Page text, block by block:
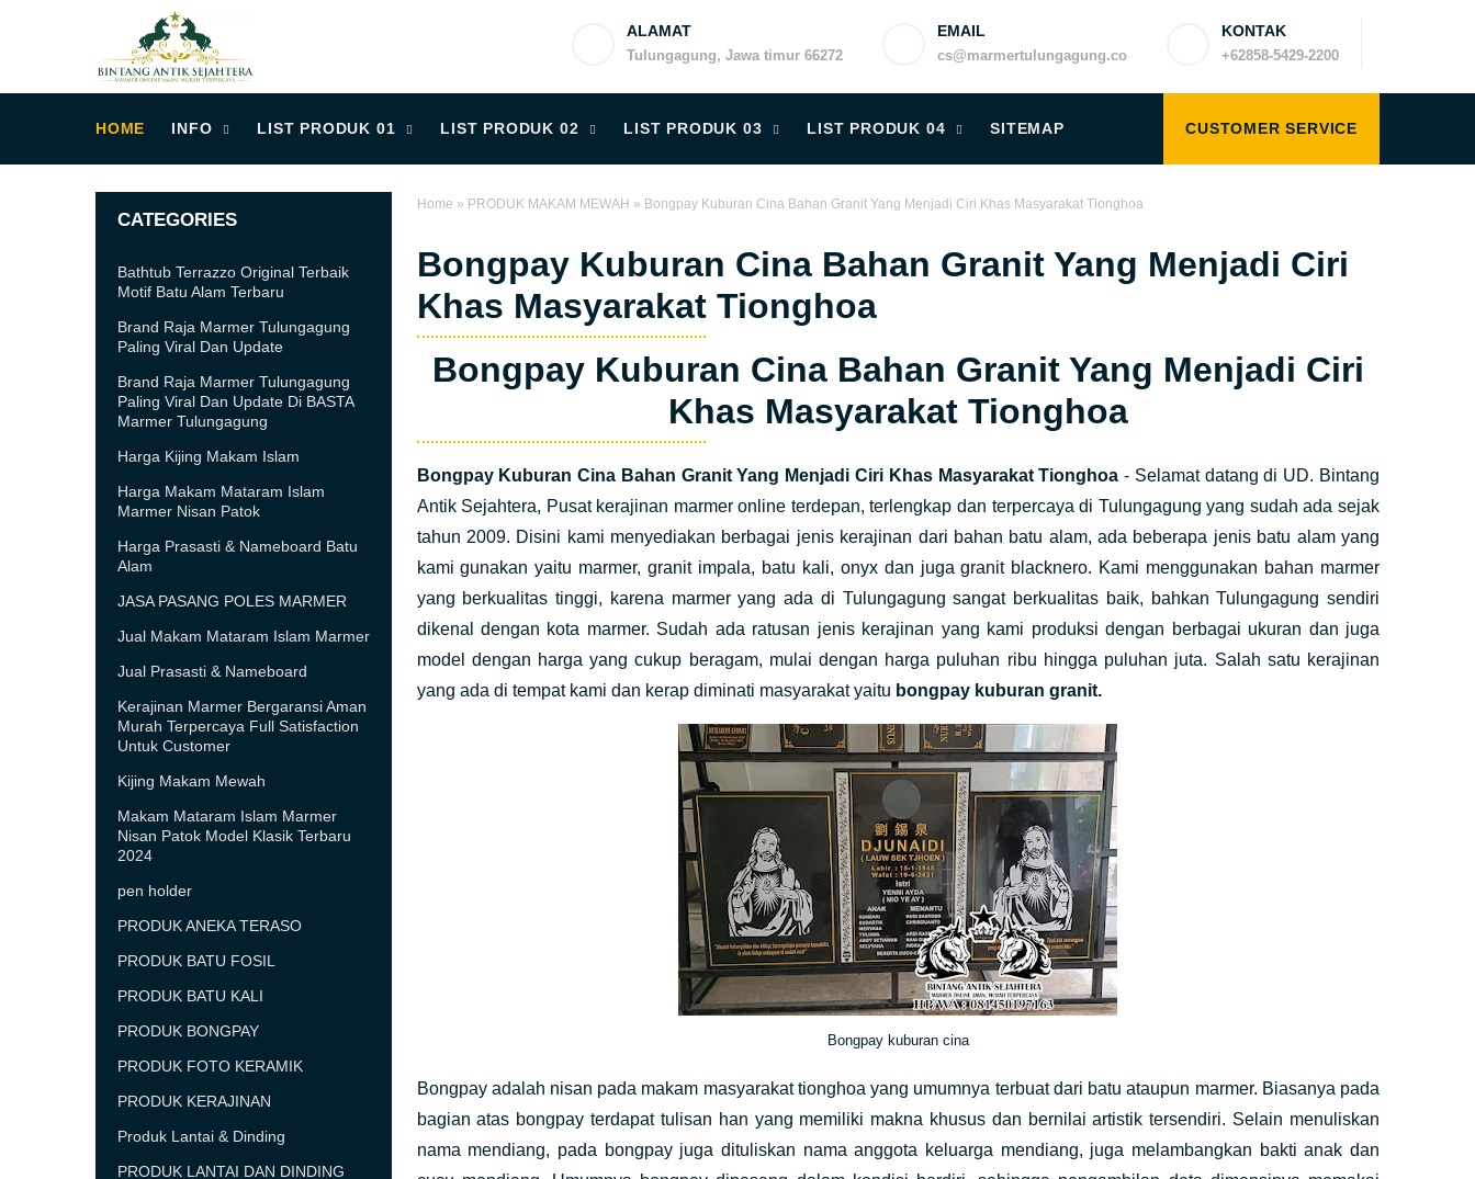
ALAMAT
Tulungagung, Jawa timur 66272
EMAIL
cs@marmertulungagung.co
KONTAK
+62858-5429-2200
HOME INFO LIST PRODUK 01 LIST PRODUK 02 LIST PRODUK 03 LIST PRODUK 04 SITEMAP CUSTOMER SERVICE
Home » PRODUK MAKAM MEWAH » Bongpay Kuburan Cina Bahan Granit Yang Menjadi Ciri Khas Masyarakat Tionghoa
Bongpay Kuburan Cina Bahan Granit Yang Menjadi Ciri
Khas Masyarakat Tionghoa
Bongpay Kuburan Cina Bahan Granit Yang Menjadi Ciri
Khas Masyarakat Tionghoa
Bongpay Kuburan Cina Bahan Granit Yang Menjadi Ciri Khas Masyarakat Tionghoa - Selamat datang di UD. Bintang
Antik Sejahtera, Pusat kerajinan marmer online terdepan, terlengkap dan terpercaya di Tulungagung yang sudah ada sejak
tahun 2009. Disini kami menyediakan berbagai jenis kerajinan dari bahan batu alam, ada beberapa jenis batu alam yang
kami gunakan yaitu marmer, granit impala, batu kali, onyx dan juga granit blacknero. Kami menggunakan bahan marmer
yang berkualitas tinggi, karena marmer yang ada di Tulungagung sangat berkualitas baik, bahkan Tulungagung sendiri
dikenal dengan kota marmer. Sudah ada ratusan jenis kerajinan yang kami produksi dengan berbagai ukuran dan juga
model dengan harga yang cukup beragam, mulai dengan harga puluhan ribu hingga puluhan juta. Salah satu kerajinan
yang ada di tempat kami dan kerap diminati masyarakat yaitu bongpay kuburan granit.
Bongpay kuburan cina
Bongpay adalah nisan pada makam masyarakat tionghoa yang umumnya terbuat dari batu ataupun marmer. Biasanya pada
bagian atas bongpay terdapat tulisan han yang memiliki makna khusus dan bernilai artistik tersendiri. Selain menuliskan
nama mendiang, pada bongpay juga dituliskan nama anggota keluarga mendiang, juga melambangkan bakti anak dan
CATEGORIES
Bathtub Terrazzo Original Terbaik
Motif Batu Alam Terbaru
Brand Raja Marmer Tulungagung
Paling Viral Dan Update
Brand Raja Marmer Tulungagung
Paling Viral Dan Update Di BASTA
Marmer Tulungagung
Harga Kijing Makam Islam
Harga Makam Mataram Islam
Marmer Nisan Patok
Harga Prasasti & Nameboard Batu
Alam
JASA PASANG POLES MARMER
Jual Makam Mataram Islam Marmer
Jual Prasasti & Nameboard
Kerajinan Marmer Bergaransi Aman
Murah Terpercaya Full Satisfaction
Untuk Customer
Kijing Makam Mewah
Makam Mataram Islam Marmer
Nisan Patok Model Klasik Terbaru
2024
pen holder
PRODUK ANEKA TERASO
PRODUK BATU FOSIL
PRODUK BATU KALI
PRODUK BONGPAY
PRODUK FOTO KERAMIK
PRODUK KERAJINAN
Produk Lantai & Dinding
PRODUK LANTAI DAN DINDING